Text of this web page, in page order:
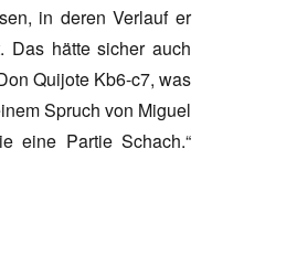
in deren Verlauf er
Das hätte sicher auch
Quijote Kb6-c7, was
Spruch von Miguel
eine Partie Schach.“